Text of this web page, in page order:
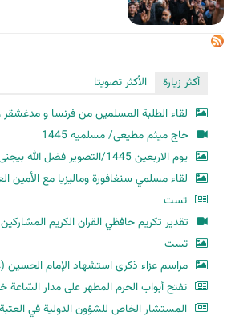
أكثر زيارة
الأكثر تصويتا
لقاء الطلبة المسلمين من فرنسا و مدغشقر
حاج میثم مطیعی/ مسلمیه 1445
یوم الاربعین 1445/التصویر فضل الله بیجنی
لقاء مسلمي سنغافورة وماليزيا مع الأمين
تست
تقدير تكريم حافظي القران الكريم
تست
مراسم عزاء ذكرى استشهاد الإمام الحسين
تفتح أبواب الحرم المطهر على مدار السّاعة
المستشار الخاص للشؤون الدولية في